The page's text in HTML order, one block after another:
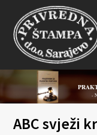
-
ABC svježi